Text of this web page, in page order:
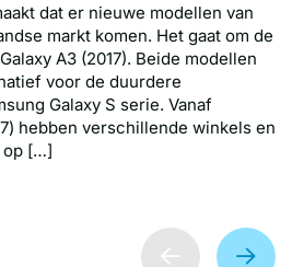
dat er nieuwe modellen van
markt komen. Het gaat om de
A3 (2017). Beide modellen
voor de duurdere
Galaxy S serie. Vanaf
hebben verschillende winkels en
op […]